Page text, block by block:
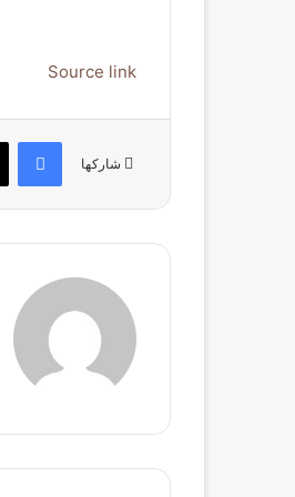
Source link
شاركها
فيسبوك